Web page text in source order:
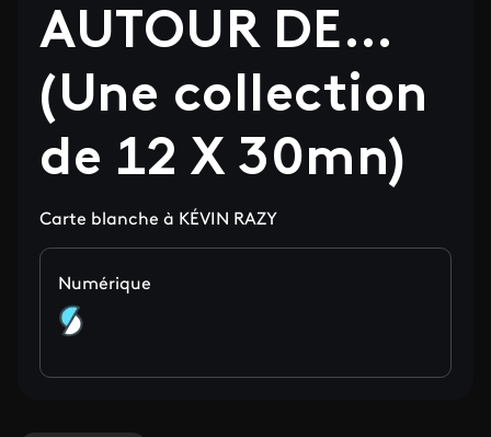
AUTOUR DE…
(Une collection
de 12 X 30mn)
Carte blanche à KÉVIN RAZY
Numérique